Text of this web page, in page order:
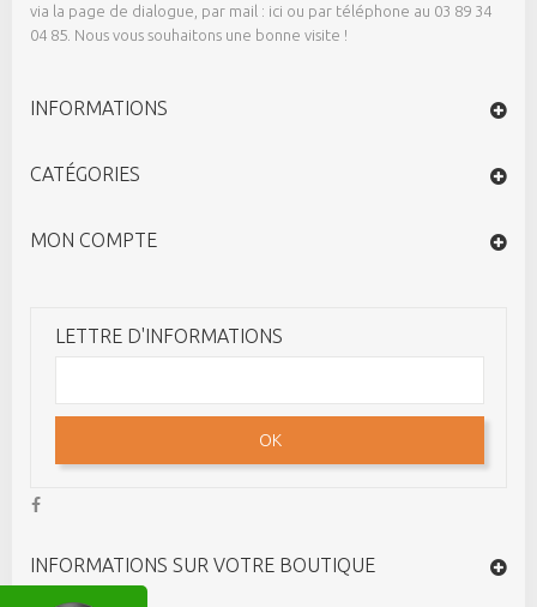
via la page de dialogue, par mail : ici ou par téléphone au 03 89 34
04 85. Nous vous souhaitons une bonne visite !
INFORMATIONS
CATÉGORIES
MON COMPTE
LETTRE D'INFORMATIONS
OK
INFORMATIONS SUR VOTRE BOUTIQUE